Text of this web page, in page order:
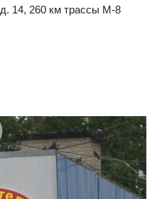
14, 260 км трассы М-8